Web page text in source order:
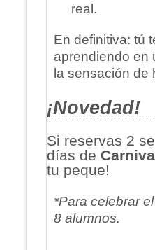
real.
En definitiva: tú
aprendiendo en
la sensación
¡Novedad!
Si reservas 2
días de
tu peque!
*Para celebrar
8 alumnos.